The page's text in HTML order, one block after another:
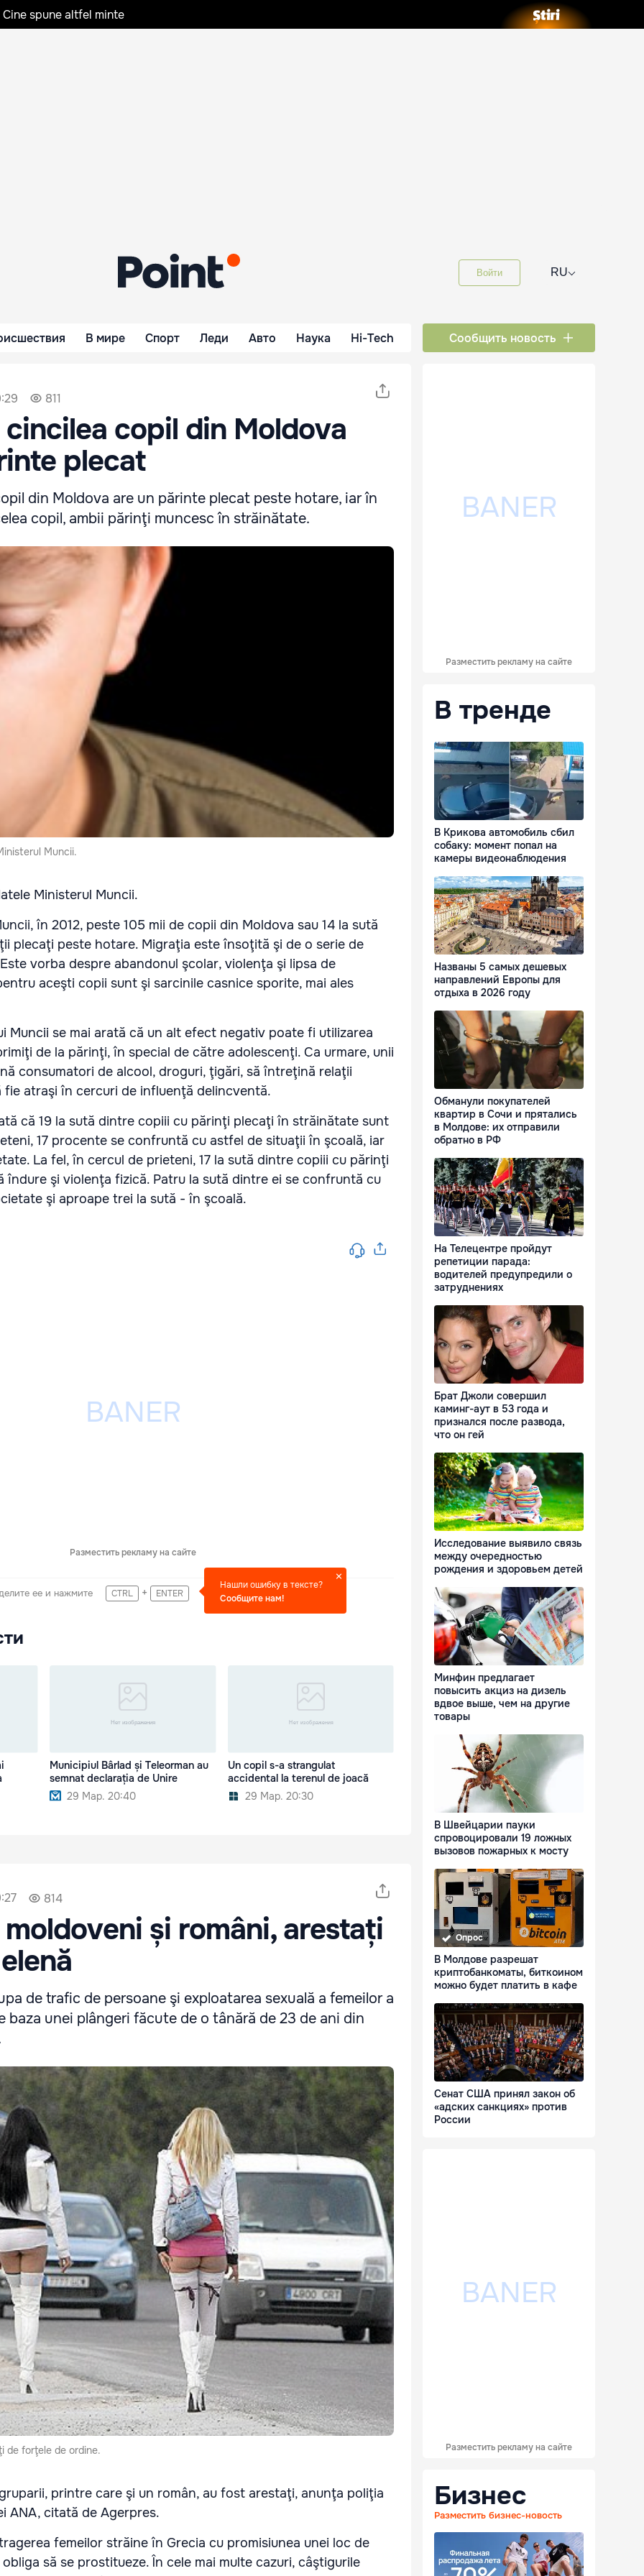
spune altfel minte
Войти RU⌵
В мире Спорт Леди Авто Наука Hi-Tech Сообщить новость
811
cincilea copil din Moldova
plecat
din Moldova are un părinte plecat peste hotare, iar în
copil, ambii părinţi muncesc în străinătate.
Muncii.
Ministerul Muncii.
în 2012, peste 105 mii de copii din Moldova sau 14 la sută
plecaţi peste hotare. Migraţia este însoţită şi de o serie de
vorba despre abandonul şcolar, violenţa şi lipsa de
aceşti copii sunt şi sarcinile casnice sporite, mai ales
Muncii se mai arată că un alt efect negativ poate fi utilizarea
de la părinţi, în special de către adolescenţi. Ca urmare, unii
consumatori de alcool, droguri, ţigări, să întreţină relaţii
fie atraşi în cercuri de influenţă delincventă.
că 19 la sută dintre copiii cu părinţi plecaţi în străinătate sunt
17 procente se confruntă cu astfel de situaţii în şcoală, iar
La fel, în cercul de prieteni, 17 la sută dintre copiii cu părinţi
îndure şi violenţa fizică. Patru la sută dintre ei se confruntă cu
şi aproape trei la sută - în şcoală.
Разместить рекламу на сайте
ее и нажмите CTRL + ENTER
Нашли ошибку в тексте?
Сообщите нам!
Municipiul Bârlad și Teleorman au
semnat declarația de Unire
29 Мар. 20:40
Un copil s-a strangulat
accidental la terenul de joacă
29 Мар. 20:30
814
și români, arestați
de trafic de persoane şi exploatarea sexuală a femeilor a
unei plângeri făcute de o tânără de 23 de ani din
de forţele de ordine.
printre care şi un român, au fost arestaţi, anunţa poliţia
ANA, citată de Agerpres.
femeilor străine în Grecia cu promisiunea unei loc de
să se prostitueze. În cele mai multe cazuri, câştigurile
Разместить рекламу на сайте
В тренде
В Крикова автомобиль сбил
собаку: момент попал на
камеры видеонаблюдения
Названы 5 самых дешевых
направлений Европы для
отдыха в 2026 году
Обманули покупателей
квартир в Сочи и прятались
в Молдове: их отправили
обратно в РФ
На Телецентре пройдут
репетиции парада:
водителей предупредили о
затруднениях
Брат Джоли совершил
каминг-аут в 53 года и
признался после развода,
что он гей
Исследование выявило связь
между очередностью
рождения и здоровьем детей
Минфин предлагает
повысить акциз на дизель
вдвое выше, чем на другие
товары
В Швейцарии пауки
спровоцировали 19 ложных
вызовов пожарных к мосту
Опрос
В Молдове разрешат
криптобанкоматы, биткоином
можно будет платить в кафе
Сенат США принял закон об
«адских санкциях» против
России
Разместить рекламу на сайте
Бизнес
Разместить бизнес-новость